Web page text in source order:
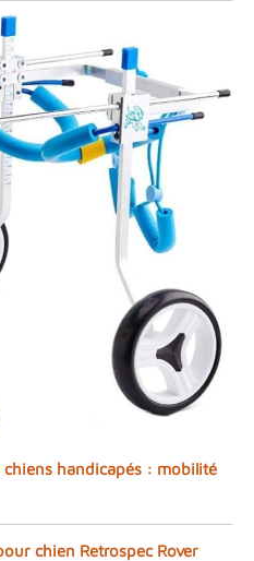
handicapés : mobilité
chien Retrospec Rover